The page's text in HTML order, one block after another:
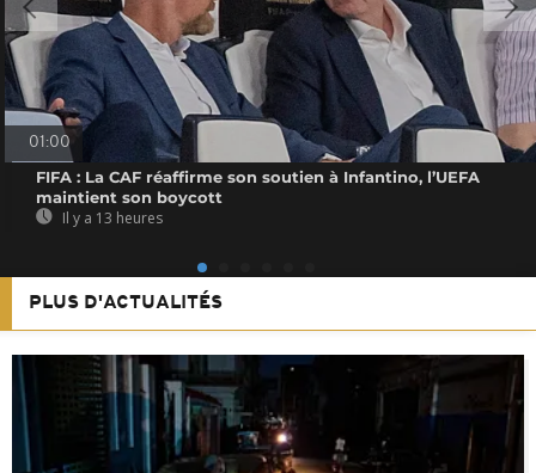
01:00
FIFA : La CAF réaffirme son soutien à Infantino, l’UEFA
maintient son boycott
Il y a 13 heures
PLUS D'ACTUALITÉS